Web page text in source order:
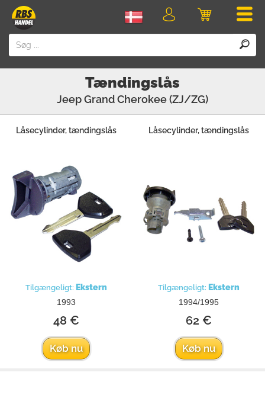
Indkøbskurv
Login
Tændingslås
JeepGrand Cherokee (ZJ/ZG)
Låsecylinder, tændingslås
Tilgængeligt: Ekstern
1993
48 €
Køb nu
Låsecylinder, tændingslås
Tilgængeligt: Ekstern
1994/1995
62 €
Køb nu